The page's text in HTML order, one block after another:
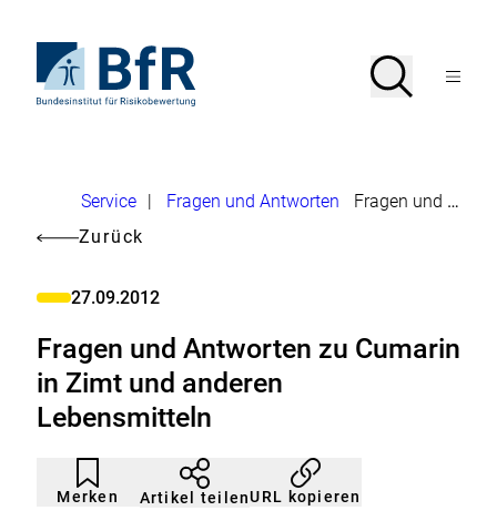
Seiteninhalt
springenStartseite
von
Risikobewertung
Suche
SucheMenü
m
e
i
t
u
n
Brotkrumennavigation
Service Fragen und Antworten
Fragen und Antworten zu Cumarin in Zimt und anderen Lebensmitteln
Zurück
Kategorie
27.09.2012
Fragen und Antworten zu Cumarin
in Zimt und anderen
Lebensmitteln
Merken
Artikel
nicht
gemerkt
Durch
Klicken
der
Artikel teilenURL kopieren